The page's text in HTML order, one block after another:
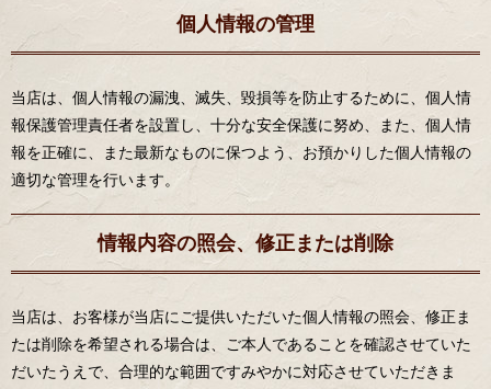
個人情報の管理
当店は、個人情報の漏洩、滅失、毀損等を防止するために、個人情
報保護管理責任者を設置し、十分な安全保護に努め、また、個人情
報を正確に、また最新なものに保つよう、お預かりした個人情報の
適切な管理を行います。
情報内容の照会、修正または削除
当店は、お客様が当店にご提供いただいた個人情報の照会、修正ま
たは削除を希望される場合は、ご本人であることを確認させていた
だいたうえで、合理的な範囲ですみやかに対応させていただきま